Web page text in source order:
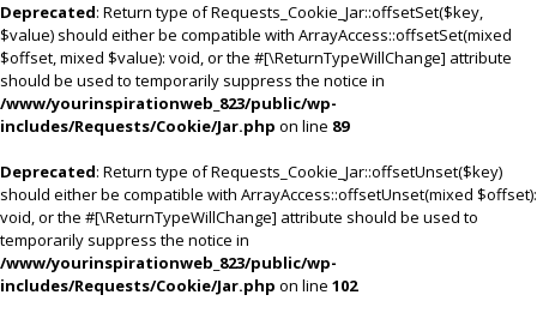
Deprecated: Return type of Requests_Cookie_Jar::offsetSet($key,
$value) should either be compatible with ArrayAccess::offsetSet(mixed
$offset, mixed $value): void, or the #[\ReturnTypeWillChange] attribute
should be used to temporarily suppress the notice in
/www/yourinspirationweb_823/public/wp-
includes/Requests/Cookie/Jar.php on line 89
Deprecated: Return type of Requests_Cookie_Jar::offsetUnset($key)
should either be compatible with ArrayAccess::offsetUnset(mixed $offset):
void, or the #[\ReturnTypeWillChange] attribute should be used to
temporarily suppress the notice in
/www/yourinspirationweb_823/public/wp-
includes/Requests/Cookie/Jar.php on line 102